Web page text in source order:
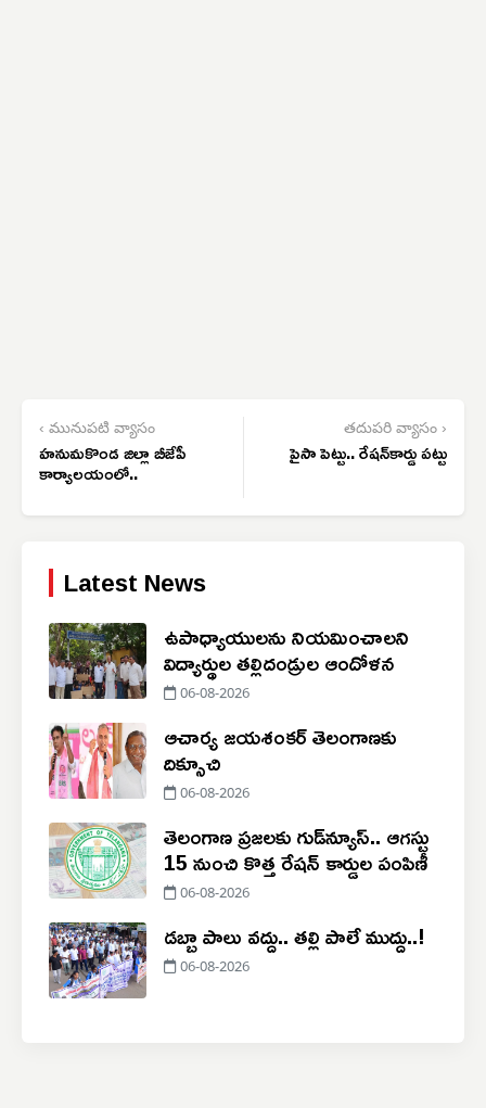
‹ మునుపటి వ్యాసం
హనుమకొండ జిల్లా బీజేపీ
కార్యాలయంలో..
తదుపరి వ్యాసం ›
పైసా పెట్టు.. రేషన్‌కార్డు పట్టు
Latest News
ఉపాధ్యాయులను నియమించాలని
విద్యార్థుల తల్లిదండ్రుల ఆందోళన
06-08-2026
ఆచార్య జయశంకర్ తెలంగాణకు
దిక్సూచి
06-08-2026
తెలంగాణ ప్రజలకు గుడ్‌న్యూస్.. ఆగస్టు
15 నుంచి కొత్త రేషన్ కార్డుల పంపిణీ
06-08-2026
డబ్బా పాలు వద్దు.. తల్లి పాలే ముద్దు..!
06-08-2026